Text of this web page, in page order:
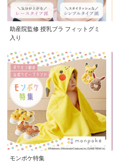
助産院監修 授乳ブラ フィットグミ
入り
モンポケ特集